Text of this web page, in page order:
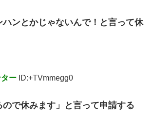
ハンとかじゃないんで！と言って休
ー ID:+TVmmegg0
ので休みます」と言って申請する